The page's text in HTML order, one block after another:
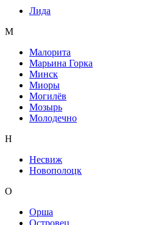
Лида
М
Малорита
Марьина Горка
Минск
Миоры
Могилёв
Мозырь
Молодечно
Н
Несвиж
Новополоцк
О
Орша
Островец